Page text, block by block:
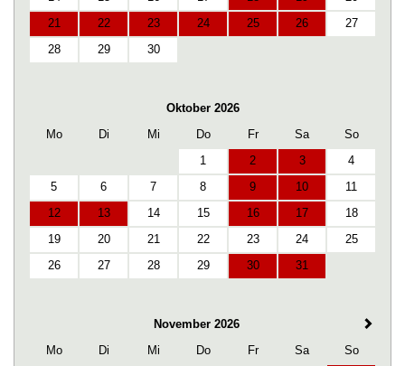
21
22 23 24 25 26
27
28
29 30
Oktober 2026
Mo
Di Mi Do Fr Sa
So
1
2 3
4
5
6 7 8 9 10
11
12
13 14 15 16 17
18
19
20 21 22 23 24
25
26
27 28 29 30 31
November 2026
Mo
Di Mi Do Fr Sa
So